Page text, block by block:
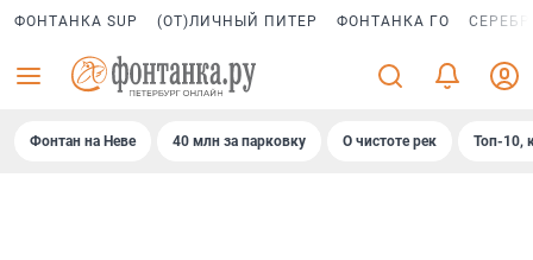
ФОНТАНКА SUP (ОТ)ЛИЧНЫЙ ПИТЕР ФОНТАНКА ГО
Фонтан на Неве 40 млн за парковку О чистоте рек Топ-10,